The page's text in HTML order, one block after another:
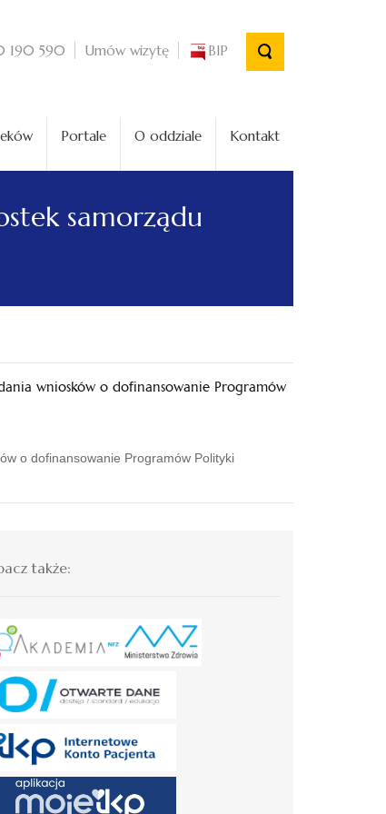
190 590 Umów wizytę BIP
Portale O oddziale Kontakt
samorządu
wniosków o dofinansowanie Programów
o dofinansowanie Programów Polityki
także: